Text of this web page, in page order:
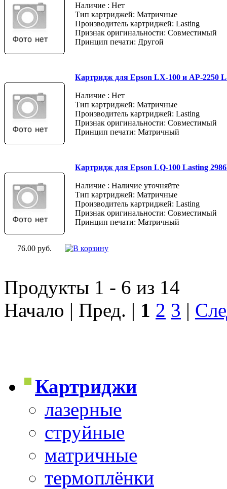
Наличие : Нет
Тип картриджей: Матричные
Производитель картриджей: Lasting
Признак оригинальности: Совместимый
Принцип печати: Другой
Картридж для Epson LX-100 и AP-2250
Наличие : Нет
Тип картриджей: Матричные
Производитель картриджей: Lasting
Признак оригинальности: Совместимый
Принцип печати: Матричный
Картридж для Epson LQ-100 Lasting
Наличие : Наличие уточняйте
Тип картриджей: Матричные
Производитель картриджей: Lasting
Признак оригинальности: Совместимый
Принцип печати: Матричный
76.00 руб.
Продукты 1 - 6 из 14
Начало | Пред. | 1 2 3 |
Картриджи
лазерные
струйные
матричные
термоплёнки